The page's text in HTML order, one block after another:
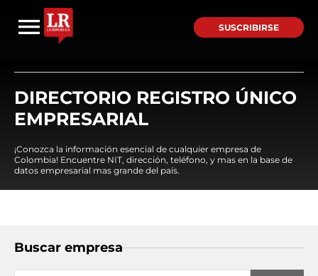
SUSCRIBIRSE
DIRECTORIO REGISTRO ÚNICO
EMPRESARIAL
¡Conozca la información esencial de cualquier empresa de
Colombia! Encuentre NIT, dirección, teléfono, y mas en la base de
datos empresarial mas grande del país.
Buscar empresa